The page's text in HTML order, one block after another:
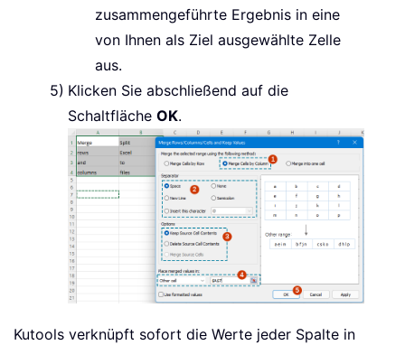
zusammengeführte Ergebnis in eine
von Ihnen als Ziel ausgewählte Zelle
aus.
Klicken Sie abschließend auf die
Schaltfläche OK.
Kutools verknüpft sofort die Werte jeder Spalte in